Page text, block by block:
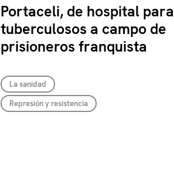
Portaceli, de hospital para
tuberculosos a campo de
prisioneros franquista
La sanidad
Represión y resistencia